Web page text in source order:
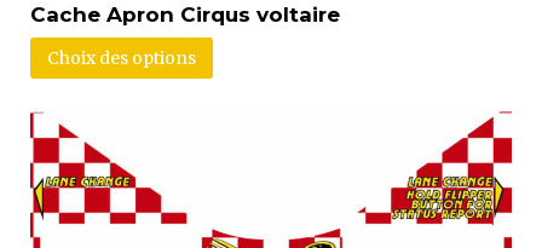
Cache Apron Cirqus voltaire
Choix des options